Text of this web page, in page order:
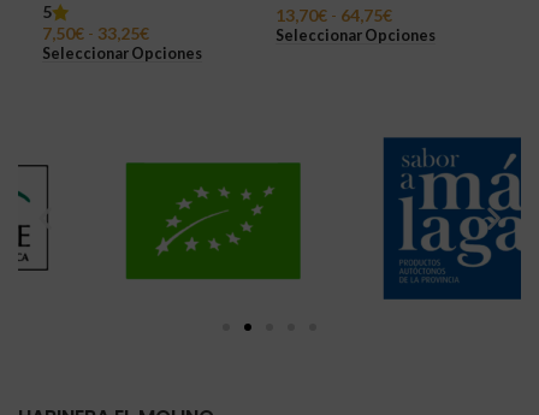
5
7,50€ - 33,25€
Seleccionar Opciones
13,70€ - 64,75€
Seleccionar Opciones